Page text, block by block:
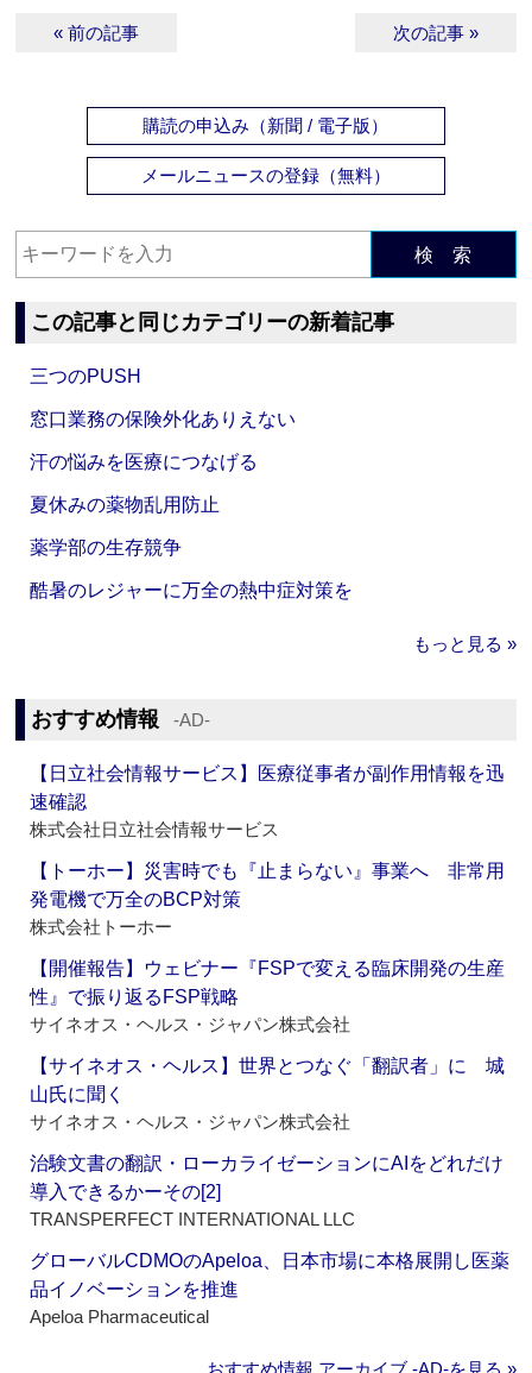
« 前の記事 次の記事 »
購読の申込み（新聞 / 電子版）
メールニュースの登録（無料）
検 索
この記事と同じカテゴリーの新着記事
三つのPUSH
窓口業務の保険外化ありえない
汗の悩みを医療につなげる
夏休みの薬物乱用防止
薬学部の生存競争
酷暑のレジャーに万全の熱中症対策を
もっと見る »
おすすめ情報 ‐AD‐
【日立社会情報サービス】医療従事者が副作用情報を迅
速確認
株式会社日立社会情報サービス
【トーホー】災害時でも『止まらない』事業へ 非常用
発電機で万全のBCP対策
株式会社トーホー
【開催報告】ウェビナー『FSPで変える臨床開発の生産
性』で振り返るFSP戦略
サイネオス・ヘルス・ジャパン株式会社
【サイネオス・ヘルス】世界とつなぐ「翻訳者」に 城
山氏に聞く
サイネオス・ヘルス・ジャパン株式会社
治験文書の翻訳・ローカライゼーションにAIをどれだけ
導入できるかーその[2]
TRANSPERFECT INTERNATIONAL LLC
グローバルCDMOのApeloa、日本市場に本格展開し医薬
品イノベーションを推進
Apeloa Pharmaceutical